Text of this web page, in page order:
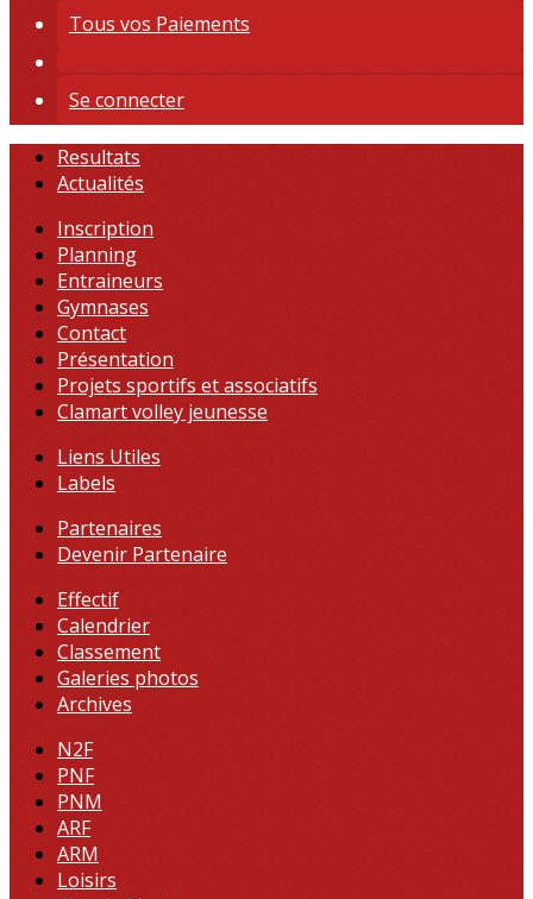
Tous vos Paiements
Se connecter
Resultats
Actualités
Inscription
Planning
Entraineurs
Gymnases
Contact
Présentation
Projets sportifs et associatifs
Clamart volley jeunesse
Liens Utiles
Labels
Partenaires
Devenir Partenaire
Effectif
Calendrier
Classement
Galeries photos
Archives
N2F
PNF
PNM
ARF
ARM
Loisirs